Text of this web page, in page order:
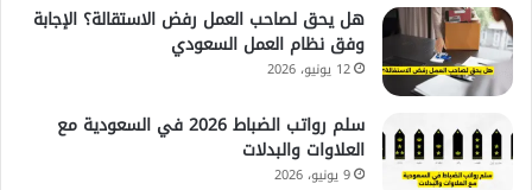
هل يحق لصاحب العمل رفض الاستقالة؟ الإجابة
وفق نظام العمل السعودي
12 يونيو، 2026
سلم رواتب الضباط 2026 في السعودية مع
العلاوات والبدلات
9 يونيو، 2026